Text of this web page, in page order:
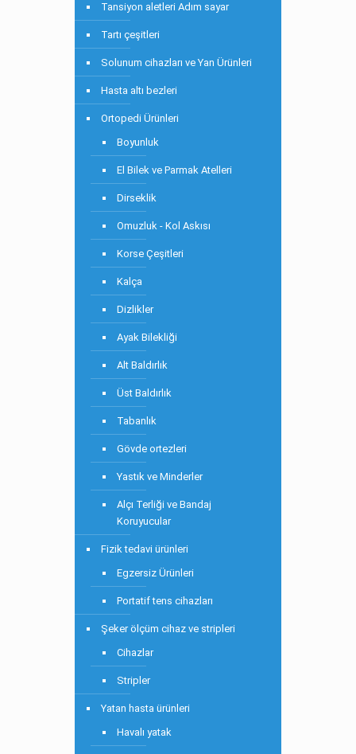
Tansiyon aletleri Adım sayar
Tartı çeşitleri
Solunum cihazları ve Yan Ürünleri
Hasta altı bezleri
Ortopedi Ürünleri
Boyunluk
El Bilek ve Parmak Atelleri
Dirseklik
Omuzluk - Kol Askısı
Korse Çeşitleri
Kalça
Dizlikler
Ayak Bilekliği
Alt Baldırlık
Üst Baldırlık
Tabanlık
Gövde ortezleri
Yastık ve Minderler
Alçı Terliği ve Bandaj
Koruyucular
Fizik tedavi ürünleri
Egzersiz Ürünleri
Portatif tens cihazları
Şeker ölçüm cihaz ve stripleri
Cihazlar
Stripler
Yatan hasta ürünleri
Havalı yatak